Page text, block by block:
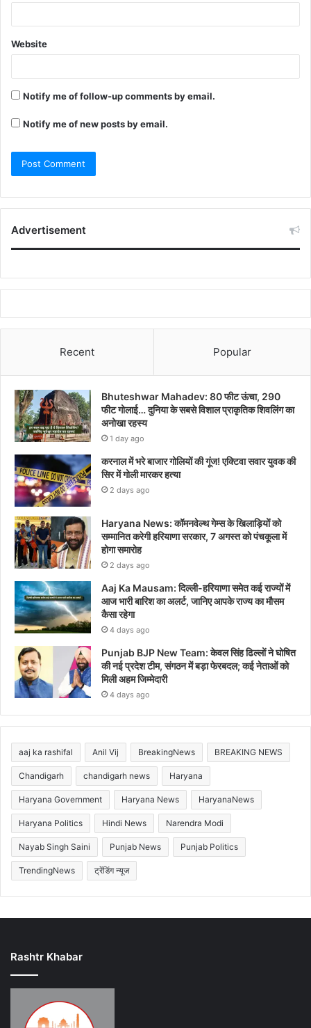
Website
Notify me of follow-up comments by email.
Notify me of new posts by email.
Advertisement
Recent Popular
Bhuteshwar Mahadev: 80 फीट ऊंचा, 290
फीट गोलाई… दुनिया के सबसे विशाल प्राकृतिक शिवलिंग का
अनोखा रहस्य
1 day ago
करनाल में भरे बाजार गोलियों की गूंज! एक्टिवा सवार युवक की
सिर में गोली मारकर हत्या
2 days ago
Haryana News: कॉमनवेल्थ गेम्स के खिलाड़ियों को
सम्मानित करेगी हरियाणा सरकार, 7 अगस्त को पंचकूला में
होगा समारोह
2 days ago
Aaj Ka Mausam: दिल्ली-हरियाणा समेत कई राज्यों में
आज भारी बारिश का अलर्ट, जानिए आपके राज्य का मौसम
कैसा रहेगा
4 days ago
Punjab BJP New Team: केवल सिंह ढिल्लों ने घोषित
की नई प्रदेश टीम, संगठन में बड़ा फेरबदल; कई नेताओं को
मिली अहम जिम्मेदारी
4 days ago
aaj ka rashifal Anil Vij BreakingNews BREAKING NEWS
Chandigarh chandigarh news Haryana
Haryana Government Haryana News HaryanaNews
Haryana Politics Hindi News Narendra Modi
Nayab Singh Saini Punjab News Punjab Politics
TrendingNews ट्रेंडिंग न्यूज
Rashtr Khabar